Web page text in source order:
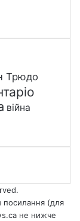
Трюдо
війна
посилання (для
не нижче